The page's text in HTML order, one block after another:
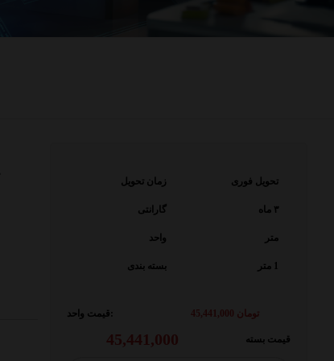
زمان تحویل تحویل فوری
گارانتی ۳ ماه
واحد متر
بسته بندی
قیمت واحد: 45,441,000 تومان
قیمت بسته 45,441,000